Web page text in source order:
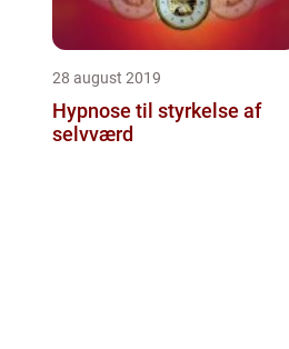
28 august 2019
Hypnose til styrkelse af
selvværd